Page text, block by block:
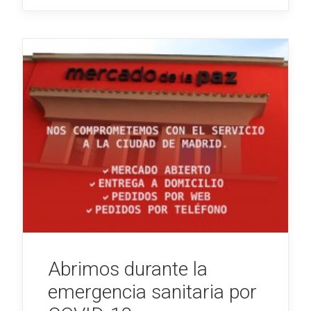
Abrimos durante la
emergencia sanitaria por